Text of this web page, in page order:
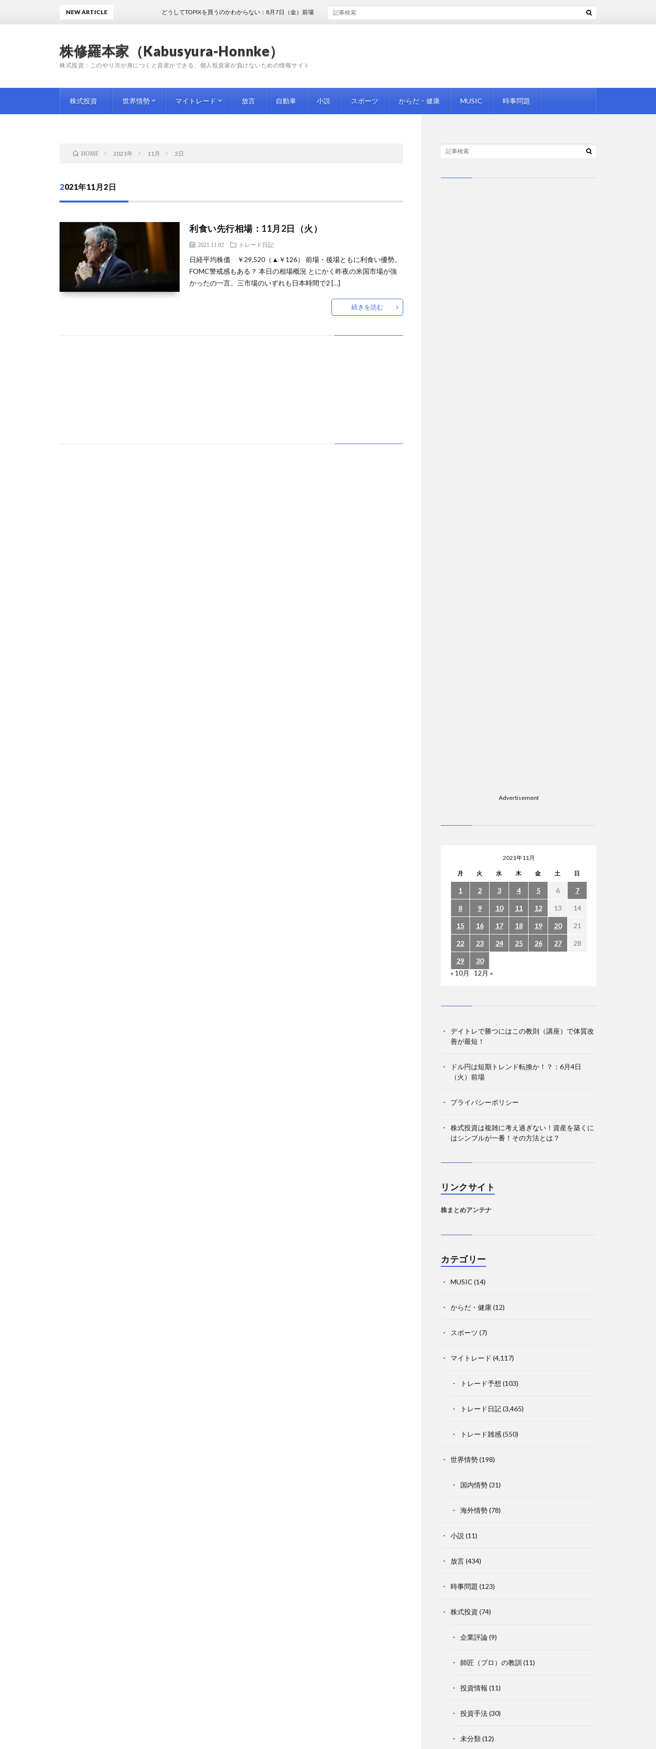
株修羅本家（Kabusyura-Honnke）
株式投資：このやり方が身につくと資産ができる、個人投資家が負けないための情報サイト
株式投資 世界情勢 マイトレード 放言 自動車 小説 スポーツ からだ・健康 MUSIC 時事問題
NEW ARTICLE どうしてTOPIXを買うのかわからない：8月7日（金）前場
HOME 2021年 11月 2日
2021年11月2日
利食い先行相場：11月2日（火）
2021.11.02 トレード日記
日経平均株価 ￥29,520（▲￥126） 前場・後場ともに利食い優勢。
FOMC警戒感もある？ 本日の相場概況 とにかく昨夜の米国市場が強
かったの一言。三市場のいずれも日本時間で2 […]
続きを読む
Advertisement
2021年11月
月 火 水 木 金 土 日
1 2 3 4 5 6 7
8 9 10 11 12 13 14
15 16 17 18 19 20 21
22 23 24 25 26 27 28
29
30
« 10月
12月 »
デイトレで勝つにはこの教則（講座）で体質改
善が最短！
ドル円は短期トレンド転換か！？：6月4日
（火）前場
プライバシーポリシー
株式投資は複雑に考え過ぎない！資産を築くに
はシンプルが一番！その方法とは？
リンクサイト
株まとめアンテナ
カテゴリー
MUSIC (14)
からだ・健康(12)
スポーツ (7)
マイトレード (4,117)
トレード予想 (103)
トレード日記(3,465)
トレード雑感(550)
世界情勢(198)
国内情勢(31)
海外情勢(78)
小説 (11)
放言(434)
時事問題 (123)
株式投資 (74)
企業評論(9)
師匠（プロ）の教訓 (11)
投資情報 (11)
投資手法(30)
未分類(12)